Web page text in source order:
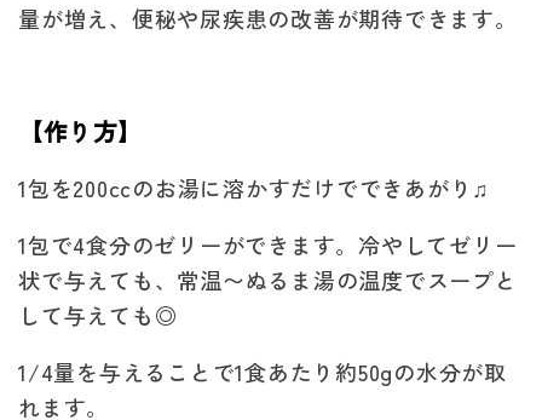
量が増え、便秘や尿疾患の改善が期待できます。
【作り方】
1包を200ccのお湯に溶かすだけでできあがり♫
1包で4食分のゼリーができます。冷やしてゼリー
状で与えても、常温〜ぬるま湯の温度でスープと
して与えても◎
1/4量を与えることで1食あたり約50gの水分が取
れます。